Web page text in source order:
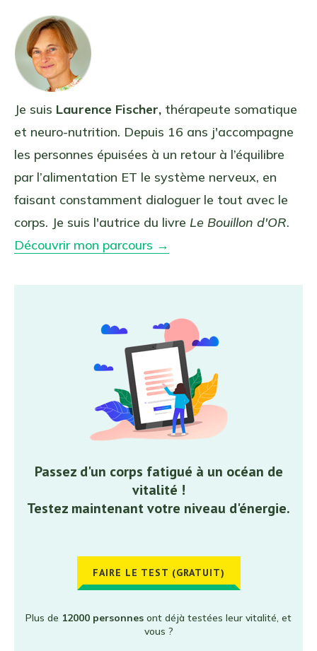
Je suis Laurence Fischer, thérapeute somatique
et neuro-nutrition. Depuis 16 ans j'accompagne
les personnes épuisées à un retour à l’équilibre
par l’alimentation ET le système nerveux, en
faisant constamment dialoguer le tout avec le
corps. Je suis l'autrice du livre Le Bouillon d'OR.
Découvrir mon parcours →
Passez d'un corps fatigué à un océan de
vitalité !
Testez maintenant votre niveau d'énergie.
FAIRE LE TEST (GRATUIT)
Plus de 12000 personnes ont déjà testées leur vitalité, et
vous ?